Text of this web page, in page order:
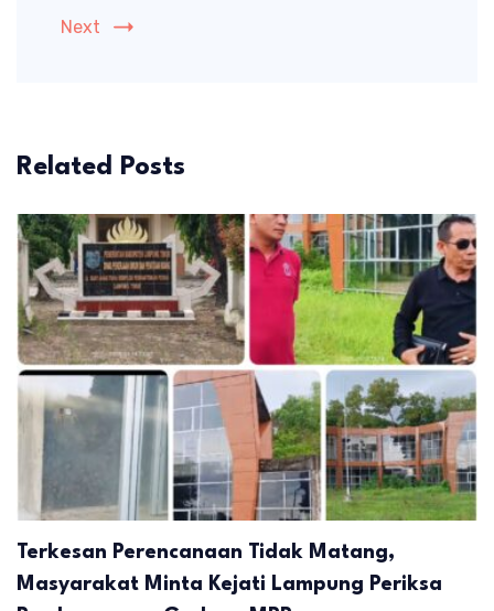
Next
Related Posts
Terkesan Perencanaan Tidak Matang,
Masyarakat Minta Kejati Lampung Periksa